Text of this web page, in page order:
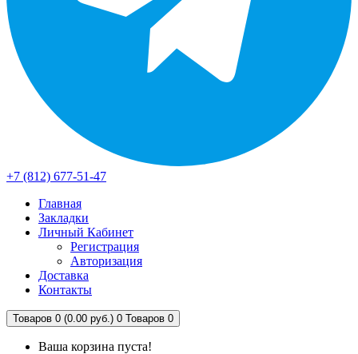
+7 (812) 677-51-47
Главная
Закладки
Личный Кабинет
Регистрация
Авторизация
Доставка
Контакты
Товаров 0 (0.00 руб.) 0 Товаров 0
Ваша корзина пуста!